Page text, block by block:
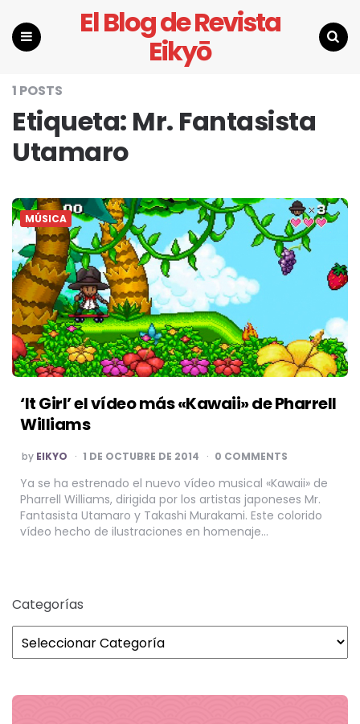
El Blog de Revista
Eikyō
1 POSTS
Etiqueta: Mr. Fantasista
Utamaro
MÚSICA
‘It Girl’ el vídeo más «Kawaii» de Pharrell
Williams
POSTED
BY
by EIKYO 1 DE OCTUBRE DE 2014 0 COMMENTS
Ya se ha estrenado el nuevo vídeo musical «Kawaii» de
Pharrell Williams, dirigida por los artistas japoneses Mr.
Fantasista Utamaro y Takashi Murakami. Este colorido
vídeo hecho de ilustraciones en homenaje…
Categorías